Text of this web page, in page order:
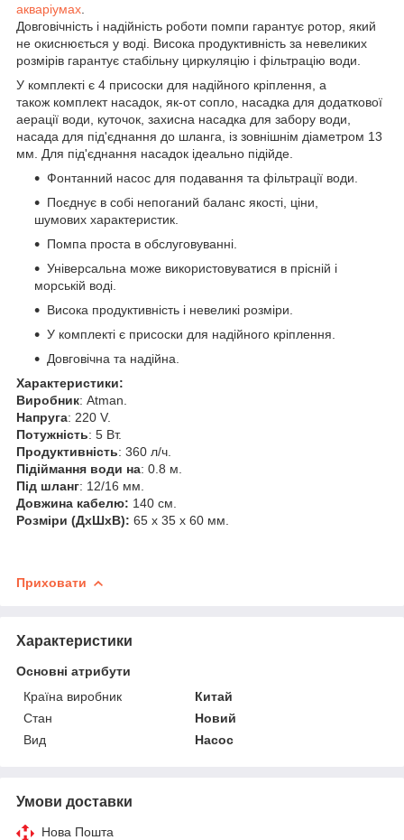
акваріумах
Довговічність і надійність роботи помпи гарантує ротор, який
не окиснюється у воді. Висока продуктивність за невеликих
розмірів гарантує стабільну циркуляцію і фільтрацію води.
У комплекті є 4 присоски для надійного кріплення, а
також комплект насадок, як-от сопло, насадка для додаткової
аерації води, куточок, захисна насадка для забору води,
насада для під'єднання до шланга, із зовнішнім діаметром 13
мм. Для під'єднання насадок ідеально підійде.
Фонтанний насос для подавання та фільтрації води.
Поєднує в собі непоганий баланс якості, ціни,
шумових характеристик.
Помпа проста в обслуговуванні.
Універсальна може використовуватися в прісній і
морській воді.
Висока продуктивність і невеликі розміри.
У комплекті є присоски для надійного кріплення.
Довговічна та надійна.
Характеристики:
Виробник: Atman.
Напруга: 220 V.
Потужність: 5 Вт.
Продуктивність: 360 л/ч.
Підіймання води на: 0.8 м.
Під шланг: 12/16 мм.
Довжина кабелю: 140 см.
Розміри (ДхШхВ): 65 х 35 х 60 мм.
Приховати
Характеристики
Основні атрибути
Країна виробник
Китай
Стан
Новий
Вид
Насос
Умови доставки
Нова Пошта